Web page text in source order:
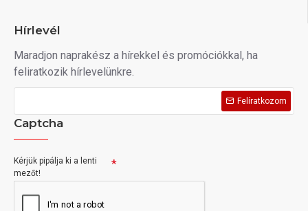
Hírlevél
Maradjon naprakész a hírekkel és promóciókkal, ha
feliratkozik hírlevelünkre.
Felíratkozom
Captcha
Kérjük pipálja ki a lenti
mezőt!